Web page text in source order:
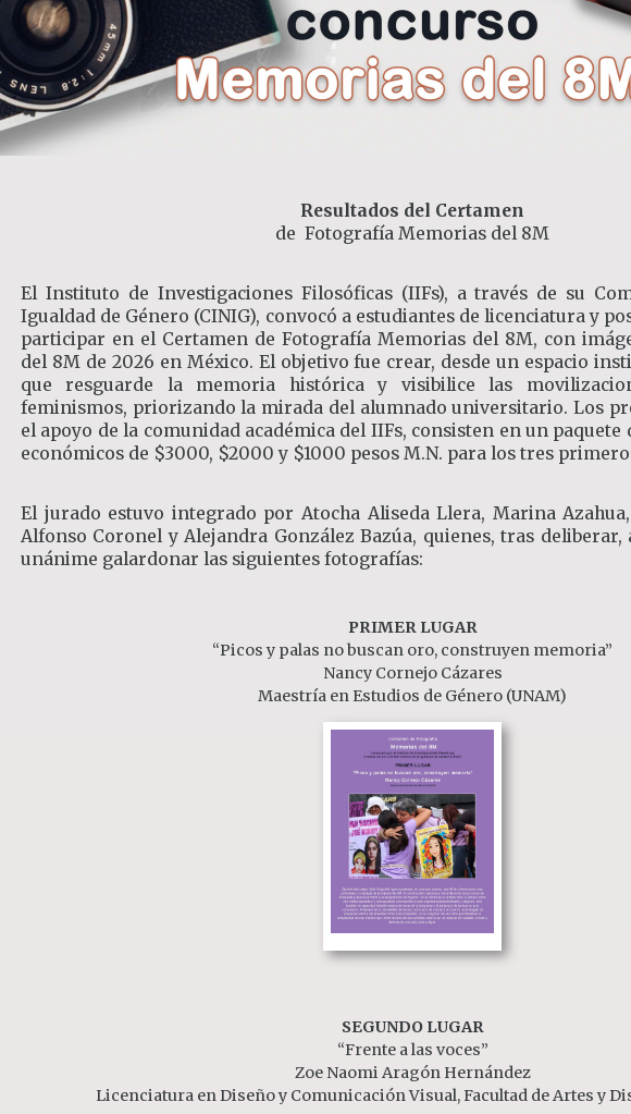
Resultados del Certamen
de Fotografía Memorias del 8M
El Instituto de Investigaciones Filosóficas (IIFs), a través de su
Igualdad de Género (CINIG), convocó a estudiantes de licenciatura y
participar en el Certamen de Fotografía Memorias del 8M, con
del 8M de 2026 en México. El objetivo fue crear, desde un espacio
que resguarde la memoria histórica y visibilice las
feminismos, priorizando la mirada del alumnado universitario. Los
el apoyo de la comunidad académica del IIFs, consisten en un
económicos de $3000, $2000 y $1000 pesos M.N. para los tres
El jurado estuvo integrado por Atocha Aliseda Llera, Marina
Alfonso Coronel y Alejandra González Bazúa, quienes, tras
unánime galardonar las siguientes fotografías:
PRIMER LUGAR
“Picos y palas no buscan oro, construyen memoria”
Nancy Cornejo Cázares
Maestría en Estudios de Género (UNAM)
SEGUNDO LUGAR
“Frente a las voces”
Zoe Naomi Aragón Hernández
Licenciatura en Diseño y Comunicación Visual, Facultad de Artes y